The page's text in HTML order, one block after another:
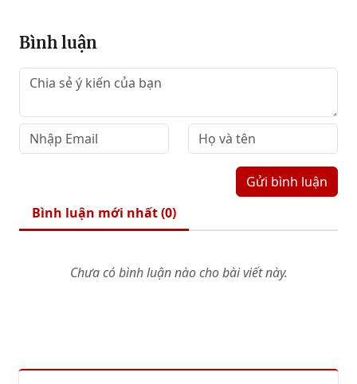
Bình luận
Gửi bình luận
Bình luận mới nhất (0)
Chưa có bình luận nào cho bài viết này.